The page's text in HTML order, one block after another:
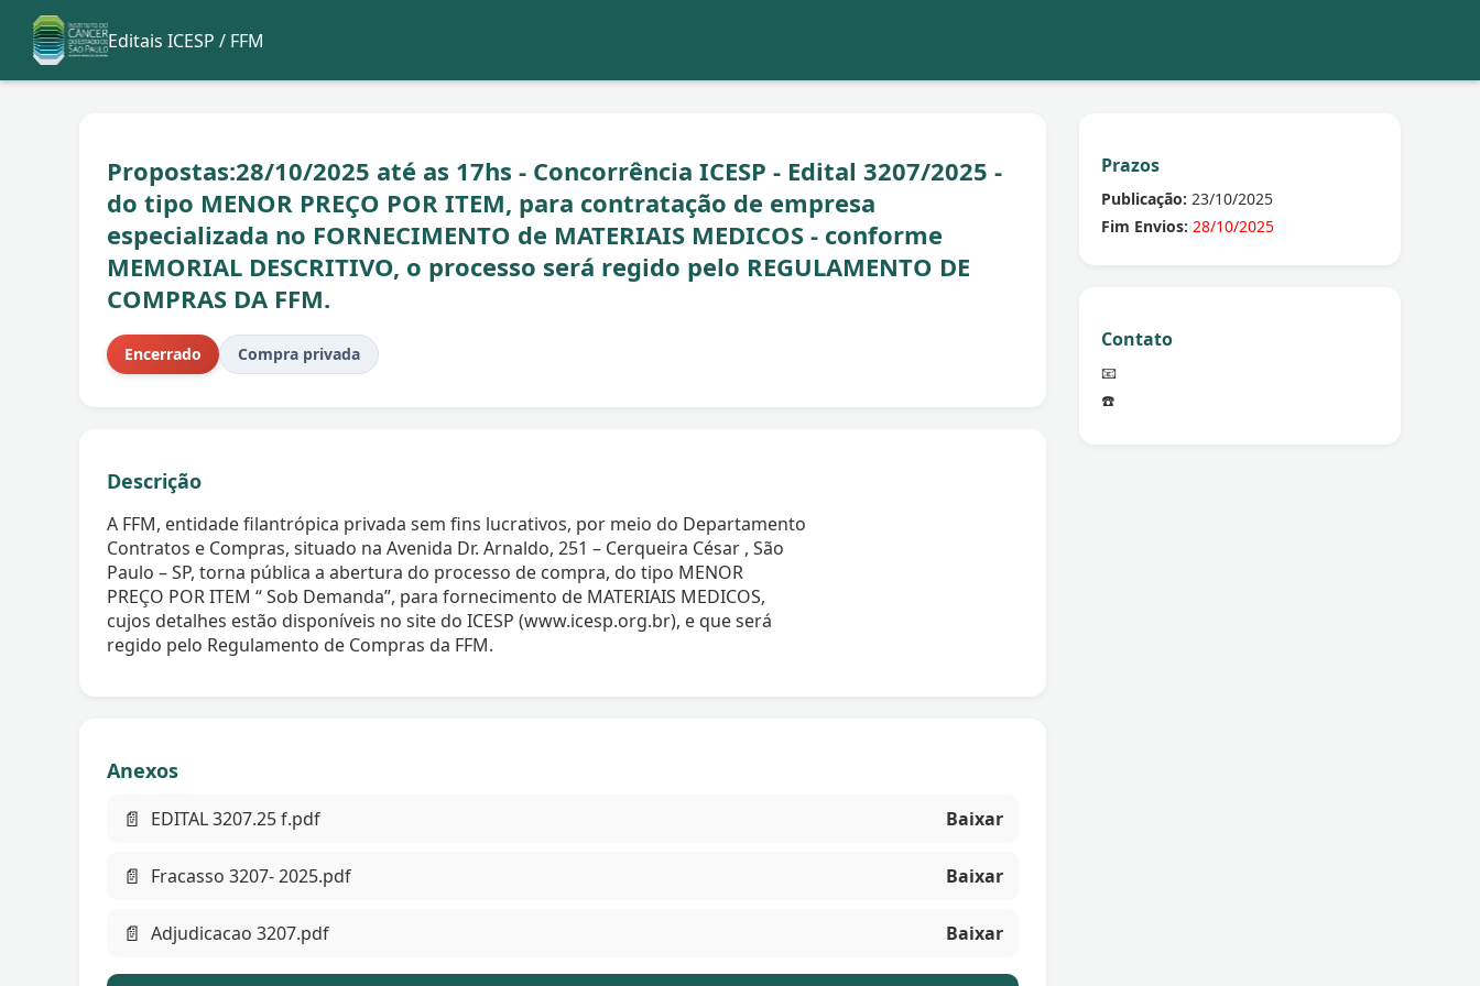
Editais ICESP / FFM
Propostas:28/10/2025 até as 17hs - Concorrência ICESP - Edital 3207/2025 -
do tipo MENOR PREÇO POR ITEM, para contratação de empresa
especializada no FORNECIMENTO de MATERIAIS MEDICOS - conforme
MEMORIAL DESCRITIVO, o processo será regido pelo REGULAMENTO DE
COMPRAS DA FFM.
Encerrado Compra privada
Descrição
A FFM, entidade filantrópica privada sem fins lucrativos, por meio do Departamento
Contratos e Compras, situado na Avenida Dr. Arnaldo, 251 – Cerqueira César , São
Paulo – SP, torna pública a abertura do processo de compra, do tipo MENOR
PREÇO POR ITEM “ Sob Demanda”, para fornecimento de MATERIAIS MEDICOS,
cujos detalhes estão disponíveis no site do ICESP (www.icesp.org.br), e que será
regido pelo Regulamento de Compras da FFM.
Anexos
📄 EDITAL 3207.25 f.pdf Baixar
📄 Fracasso 3207- 2025.pdf Baixar
📄 Adjudicacao 3207.pdf Baixar
Prazos
Publicação: 23/10/2025
Fim Envios: 28/10/2025
Contato
📧
☎️